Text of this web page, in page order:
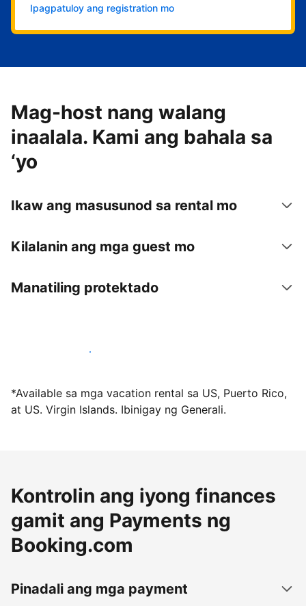
Ipagpatuloy ang registration mo
Mag-host nang walang
inaalala. Kami ang bahala sa
‘yo
Ikaw ang masusunod sa rental mo
Kilalanin ang mga guest mo
Manatiling protektado
Mag-host sa amin ngayon
*Available sa mga vacation rental sa US, Puerto Rico,
at US. Virgin Islands. Ibinigay ng Generali.
Kontrolin ang iyong finances
gamit ang Payments ng
Booking.com
Pinadali ang mga payment